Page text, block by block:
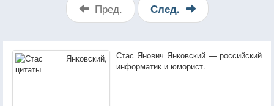
Пред. След.
Стас Янович Янковский — российский
информатик и юморист.